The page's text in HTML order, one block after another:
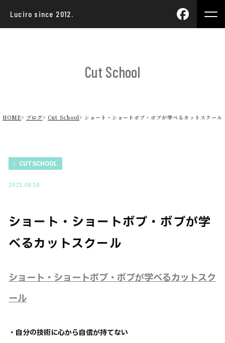
Luciro since 2012.
Cut School
HOME ブログ Cut School ショート・ショートボブ・ボブが学べるカットスクール
CUTSCHOOL
2021.08.18
ショート・ショートボブ・ボブが学
べるカットスクール
ショート・ショートボブ・ボブが学べるカットスク
ール
・自分の技術に心から自信が持てない